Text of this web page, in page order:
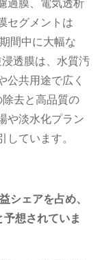
過膜、電気透析
セグメントは
間中に大幅な
透膜は、水質汚
公共用途で広く
去と高品質の
や淡水化プラン
しています。
シェアを占め、
想されていま